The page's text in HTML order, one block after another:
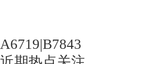
A6719|B7843